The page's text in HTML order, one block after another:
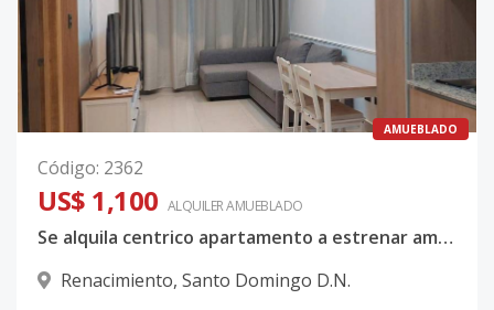
AMUEBLADO
Código: 2362
US$ 1,100 ALQUILERAMUEBLADO
Se alquila centrico apartamento a estrenar amueblado
Renacimiento, Santo Domingo D.N.